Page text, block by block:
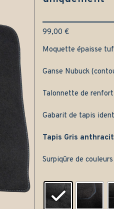
99,00 €
Moquette épaisse
Ganse Nubuck
Talonnette de
Gabarit de tapis
Tapis Gris
Surpiqûre de